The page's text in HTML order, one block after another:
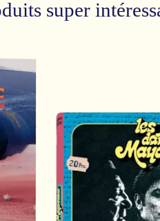
super